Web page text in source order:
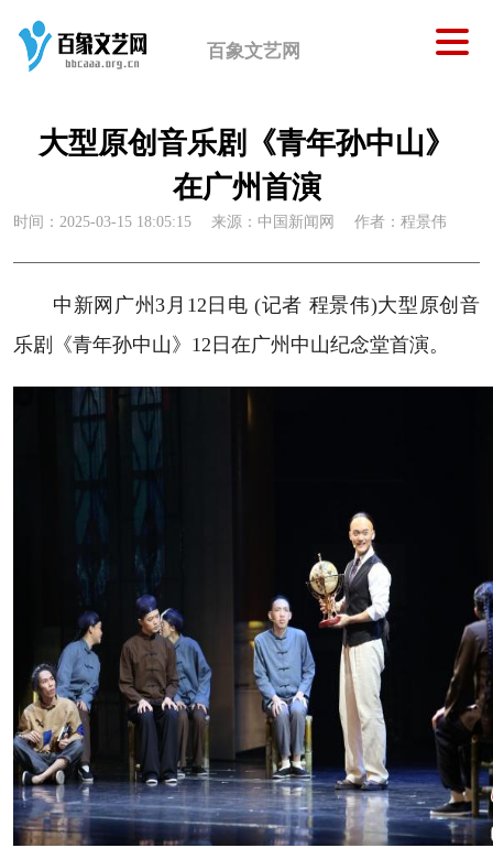
百象文艺网
大型原创音乐剧《青年孙中山》
在广州首演
时间：2025-03-15 18:05:15 来源：中国新闻网 作者：程景伟
中新网广州3月12日电 (记者 程景伟)大型原创音
乐剧《青年孙中山》12日在广州中山纪念堂首演。